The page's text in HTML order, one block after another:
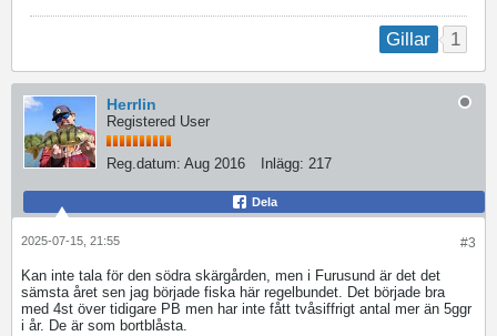
Gillar 1
Herrlin
Registered User
Reg.datum: Aug 2016 Inlägg: 217
Dela
#3
2025-07-15, 21:55
Kan inte tala för den södra skärgården, men i Furusund är det det
sämsta året sen jag började fiska här regelbundet. Det började bra
med 4st över tidigare PB men har inte fått tvåsiffrigt antal mer än 5ggr
i år. De är som bortblåsta.